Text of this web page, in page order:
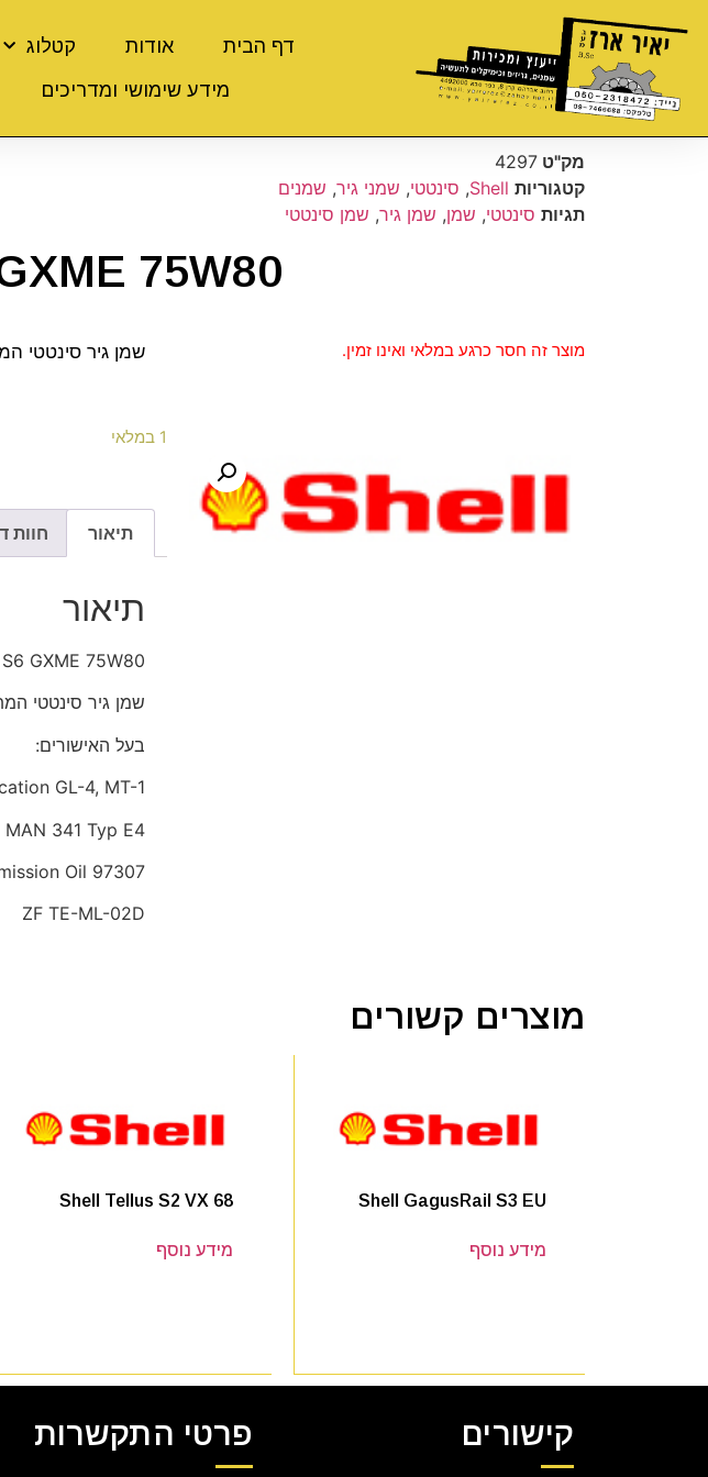
דף הבית אודות קטלוג
מידע שימושי ומדריכים
מק"ט 4297
קטגוריות Shell
, סינטטי, שמני גיר, שמנים
תגיות סינטטי, שמן, שמן גיר, שמן סינטטי
75W80
מוצר זה חסר כרגע במלאי ואינו זמין. שמן גיר סינטטי
1 במלאי
תיאור חוות
תיאור
GXME 75W80
שמן גיר סינטטי
בעל האישורים:
GL-4, MT-1
MAN 341 Typ E4
Oil 97307
ZF TE-ML-02D
מוצרים קשורים
Shell GagusRail S3 EU
מידע נוסף
Shell Tellus S2 VX 68
מידע נוסף
קישורים פרטי התקשרות